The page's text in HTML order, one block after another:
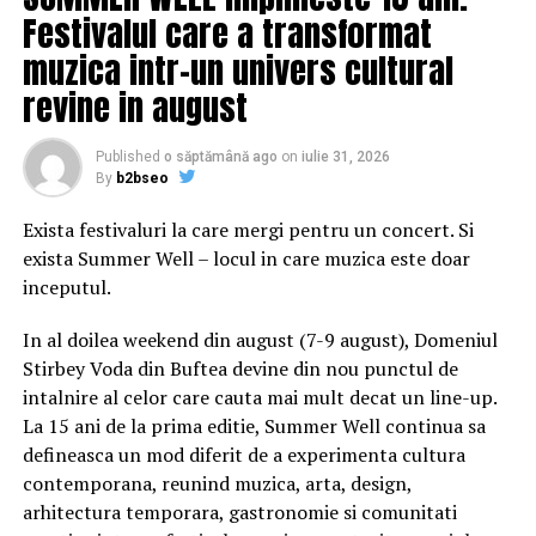
feroviare, fluviale și aeriene.
Procedând ca la carte, doamna Dăncilă a formulat două
propuneri pentru această poziție. Pe rând, ambele au
fost respinse. Li s-a mai întâmplat și alor state. Cum
sunt Ungaria și, mai recent, Franța. De altfel, legat de o
asemenea respingere, primul ministru al Ungariei,
mai marilor Uniunii Europene, prin care îi avertizează că
Ungaria va lupta până la capăt pentru ca drepturile
acestui stat, ca și cele ale celorlalte state est-europene,
să nu mai fie călcate în picioare de reprezentanții
nucleului dur UE. Ce a urmat? Fiecare dintre statele ai
căror comisari europeni au fost respinși au formulat noi
propuneri. Iar termenul până la care urmează să fie
constituit în fine noul guvern european a fost amânat.
Și nu este exclus să fie amânat din nou. Birocrația la
nivel european, în ciuda aparatului uriaș de care
beneficiază și în ciuda infrastructurii extrem de
Festivalul care a transformat
muzica intr-un univers cultural
revine in august
Published o săptămână ago on iulie 31, 2026
By b2bseo
Exista festivaluri la care mergi pentru un concert. Si
exista Summer Well – locul in care muzica este doar
inceputul.
In al doilea weekend din august (7-9 august), Domeniul
Stirbey Voda din Buftea devine din nou punctul de
intalnire al celor care cauta mai mult decat un line-up.
La 15 ani de la prima editie, Summer Well continua sa
defineasca un mod diferit de a experimenta cultura
contemporana, reunind muzica, arta, design,
arhitectura temporara, gastronomie si comunitati